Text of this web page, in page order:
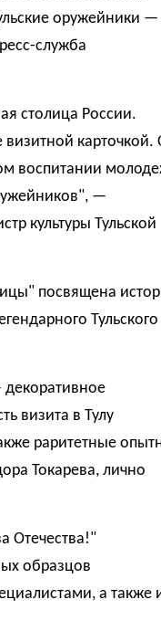
оружейники —
служба
столица России.
визитной карточкой.
воспитании
—
культуры Тульской
посвящена
Тульского
визита в Тулу
раритетные
Токарева, лично
Отечества!"
образцов
а также